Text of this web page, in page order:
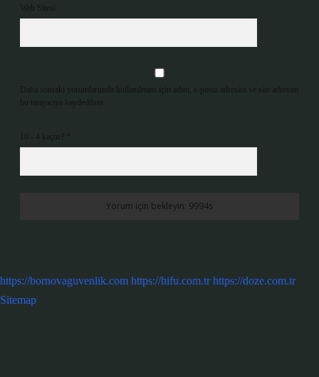
Web Sitesi
Daha sonraki yorumlarımda kullanılması için adım, e-posta adresim ve site adresim
bu tarayıcıya kaydedilsin.
10 - 4 kaçtır?
https://bornovaguvenlik.com https://hifu.com.tr https://doze.com.tr
Sitemap